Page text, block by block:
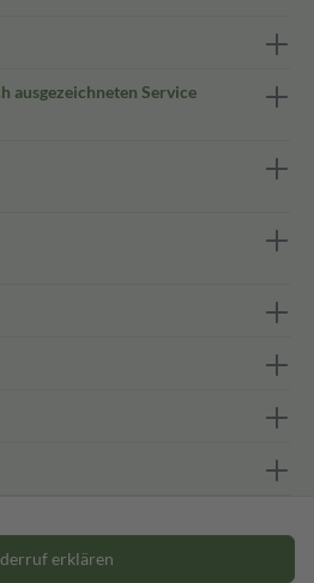
ausgezeichneten Service
erklären